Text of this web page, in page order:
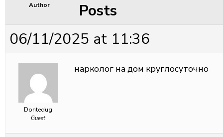
Author
Posts
06/11/2025 at 11:36
Dontedug
Guest
нарколог на дом круглосуточно